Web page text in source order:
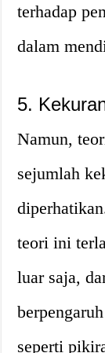
terhadap
dalam
5.
Namun,
sejumlah
teori ini
luar saja,
seperti